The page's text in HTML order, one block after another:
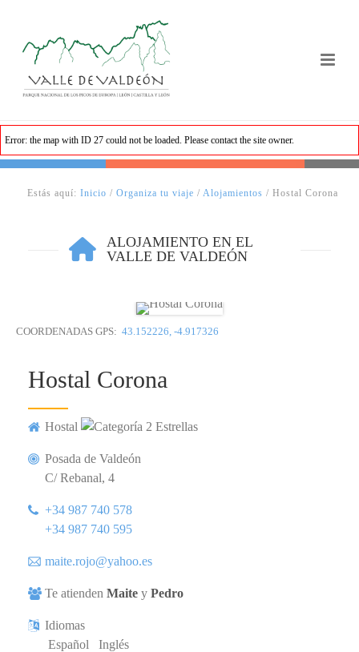
Error: the map with ID 27 could not be loaded. Please contact the site owner.
Estás aquí: Inicio / Organiza tu viaje / Alojamientos / Hostal Corona
ALOJAMIENTO EN EL
VALLE DE VALDEÓN
COORDENADAS GPS: 43.152226, -4.917326
Hostal Corona
Hostal
Posada de Valdeón
C/ Rebanal, 4
+34 987 740 578
+34 987 740 595
maite.rojo@yahoo.es
Te atienden Maite y Pedro
Idiomas
Español
Inglés